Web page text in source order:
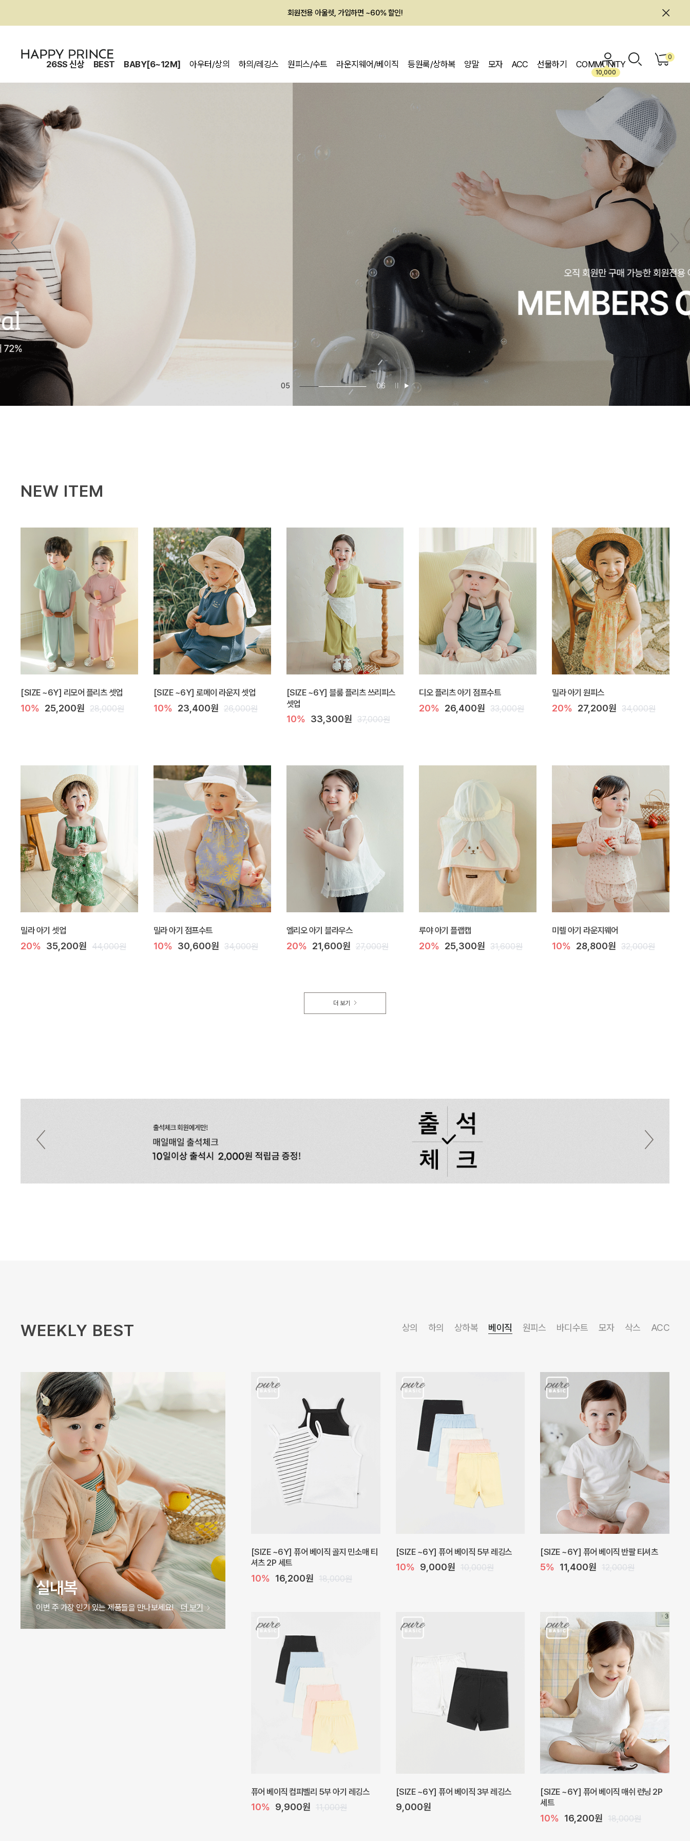
멤버십 최대 28,000원 혜택
26SS 신상 BEST BABY[6~12M] 아우터/상의 하의/레깅스 원피스/수트 라운지웨어/베이직 등원룩/상하복 양말 모자 ACC 선물하기 COMMUNITY
10,000
0
05 06
NEW ITEM
[SIZE ~6Y] 리모어 플리츠 셋업
10% 25,200원 28,000원
[SIZE ~6Y] 로메이 라운지 셋업
10% 23,400원 26,000원
[SIZE ~6Y] 블룸 플리츠 쓰리피스
셋업
10% 33,300원 37,000원
디오 플리츠 아기 점프수트
20% 26,400원 33,000원
밀라 아기 원피스
20% 27,200원 34,000원
밀라 아기 셋업
20% 35,200원 44,000원
밀라 아기 점프수트
10% 30,600원 34,000원
엘리오 아기 블라우스
20% 21,600원 27,000원
루야 아기 플랩캡
20% 25,300원 31,600원
미렐 아기 라운지웨어
10% 28,800원 32,000원
더 보기
WEEKLY BEST 상의 하의 상하복 베이직 원피스 바디수트 모자 삭스 ACC
원피스
이번 주 가장 인기 있는 제품들을 만나보세요! 더 보기
캐더린 뷔스티에 미니 아기 원피스
10% 24,300원
[SIZE ~6Y] 베르 원피스
10% 28,800원 32,000원
프로리 뷔스티에 미니 아기 원피스
20% 20,800원 26,000원
20% 29,600원 37,000원 5% 39,000원 41,000원 20% 27,200원 34,000원